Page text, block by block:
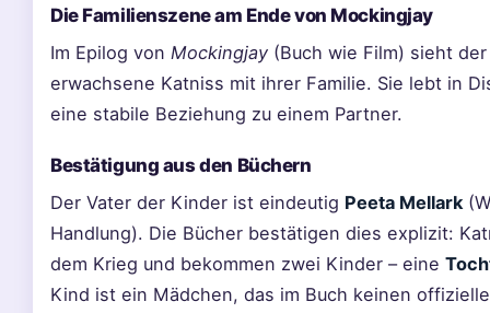
Die Familienszene am Ende von Mockingjay
Im Epilog von Mockingjay (Buch wie Film) sieht
erwachsene Katniss mit ihrer Familie. Sie lebt in
eine stabile Beziehung zu einem Partner.
Bestätigung aus den Büchern
Der Vater der Kinder ist eindeutig Peeta Mellark
Handlung). Die Bücher bestätigen dies explizit:
dem Krieg und bekommen zwei Kinder – eine
Kind ist ein Mädchen, das im Buch keinen